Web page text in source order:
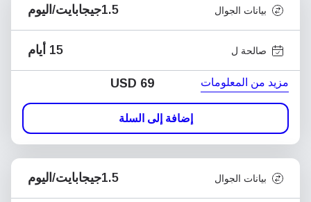
بيانات الجوال 1.5جيجابايت/اليوم
صالحة ل 15 أيام
مزيد من المعلومات USD 69
إضافة إلى السلة
بيانات الجوال 1.5جيجابايت/اليوم